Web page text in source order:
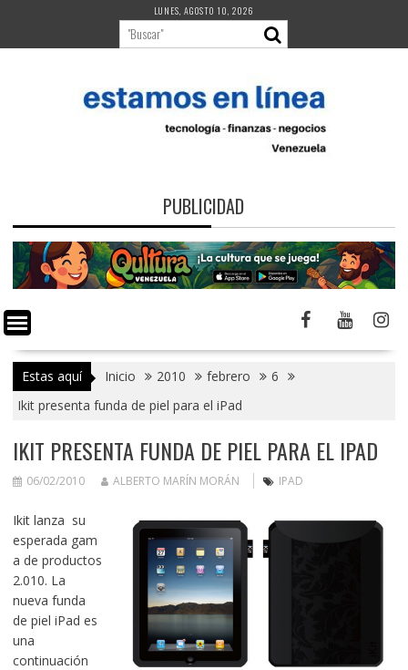
contenido
LUNES, AGOSTO 10, 2026
PUBLICIDAD
Estas aquí Inicio 2010 febrero
6
Ikit presenta funda de piel para el iPad
IKIT PRESENTA FUNDA DE PIEL PARA EL IPAD
06/02/2010 ALBERTO MARÍN MORÁN IPAD
Ikit lanza su
esperada gam
a de productos
2.010. La
nueva funda
de piel iPad es
una
continuación